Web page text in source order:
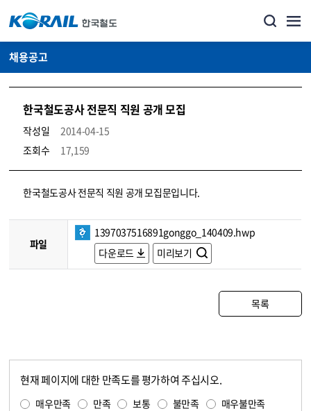
채용공고
한국철도공사 전문직 직원 공개 모집
작성일
2014-04-15
조회수
17,159
코레일소개_경영공시_채용공고 상세보기 – 내용, 파일, 담당자 연락처로 구성
한국철도공사 전문직 직원 공개 모집문입니다.
파일
1397037516891gonggo_140409.hwp
다운로드
미리보기
목록
현재 페이지에 대한 만족도를 평가하여 주십시오.
매우만족 만족 보통 불만족 매우불만족